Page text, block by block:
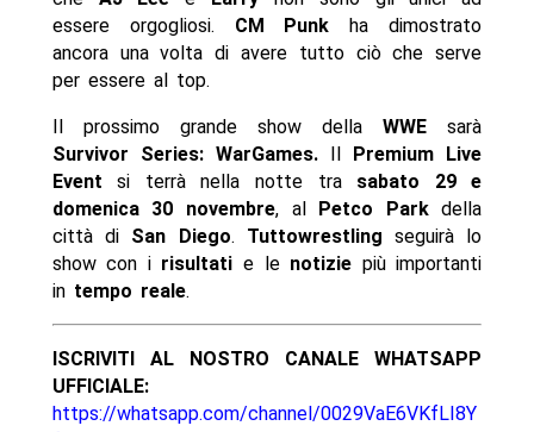
essere orgogliosi. CM Punk ha dimostrato
ancora una volta di avere tutto ciò che serve
per essere al top.
Il prossimo grande show dellaWWE sarà
Survivor Series: WarGames.Il
Premium Live
Event si terrà nella notte trasabato 29 e
domenica 30 novembre, al Petco Parkdella
città di San Diego. Tuttowrestling seguirà lo
show con i risultati e le notizie più importanti
in tempo reale.
ISCRIVITI AL NOSTRO CANALE WHATSAPP
UFFICIALE:
https://whatsapp.com/channel/0029VaE6VKfLI8Y